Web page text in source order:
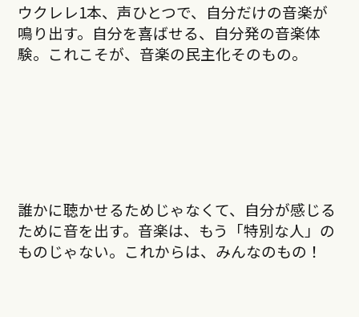
ウクレレ1本、声ひとつで、自分だけの音楽が
鳴り出す。自分を喜ばせる、自分発の音楽体
験。これこそが、音楽の民主化そのもの。
誰かに聴かせるためじゃなくて、自分が感じる
ために音を出す。音楽は、もう「特別な人」の
ものじゃない。これからは、みんなのもの！